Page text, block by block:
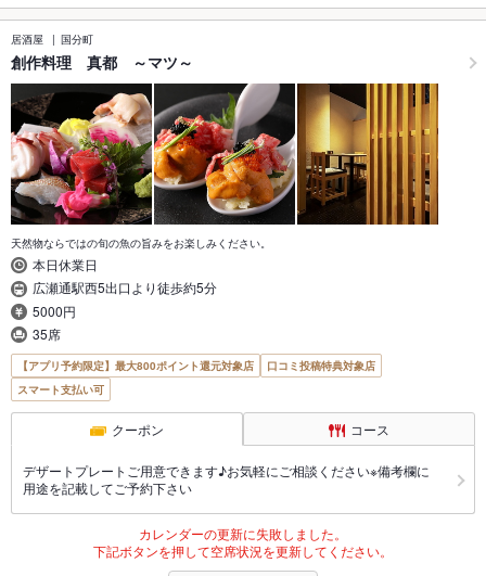
居酒屋 国分町
創作料理 真都 ～マツ～
天然物ならではの旬の魚の旨みをお楽しみください。
本日休業日
広瀬通駅西5出口より徒歩約5分
5000円
35席
【アプリ予約限定】最大800ポイント還元対象店
口コミ投稿特典対象店
スマート支払い可
クーポン コース
デザートプレートご用意できます♪お気軽にご相談ください※備考欄に
用途を記載してご予約下さい
カレンダーの更新に失敗しました。
下記ボタンを押して空席状況を更新してください。